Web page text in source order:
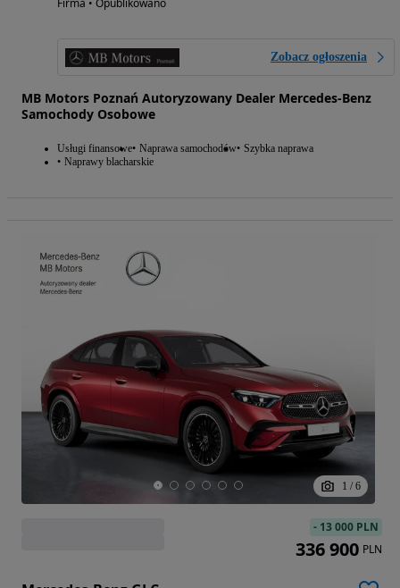
Firma • Opublikowano
Zobacz ogłoszenia
MB Motors Poznań Autoryzowany Dealer Mercedes-Benz
Samochody Osobowe
Usługi finansowe Naprawa samochodów Szybka naprawa
Naprawy blacharskie
1 / 6
- 13 000 PLN
336 900 PLN